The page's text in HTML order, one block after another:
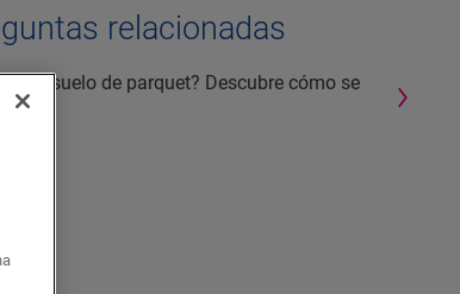
relacionadas
un suelo de parquet? Descubre cómo se